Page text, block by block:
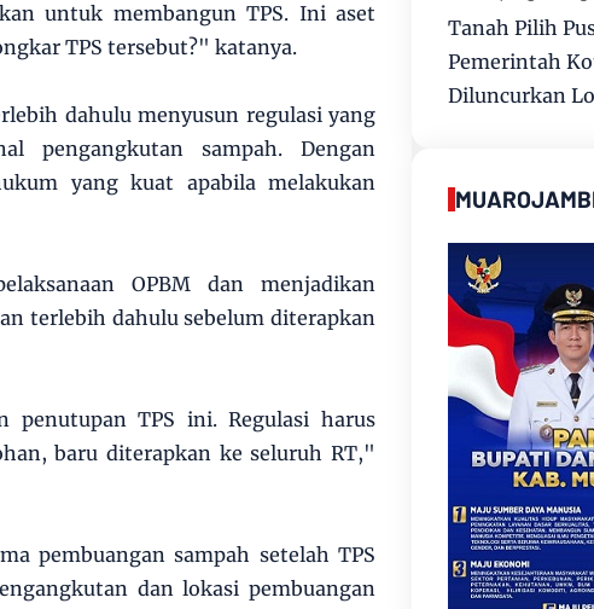
untuk membangun TPS. Ini aset
TPS tersebut?" katanya.
dahulu menyusun regulasi yang
pengangkutan sampah. Dengan
yang kuat apabila melakukan
OPBM dan menjadikan
terlebih dahulu sebelum diterapkan
penutupan TPS ini. Regulasi harus
baru diterapkan ke seluruh RT,"
pembuangan sampah setelah TPS
dan lokasi pembuangan
Tanah Pilih
Pemerintah
Diluncurkan